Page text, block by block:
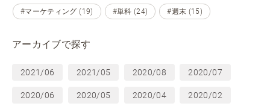
#マーケティング (19) #単科 (24) #週末 (15)
アーカイブで探す
2021/06 2021/05 2020/08 2020/07
2020/06 2020/05 2020/04 2020/02